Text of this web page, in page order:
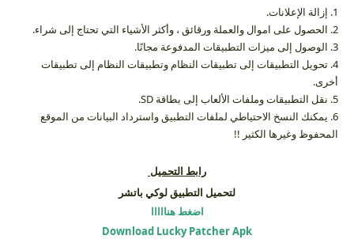
1. إزالة الإعلانات.
2. الحصول على اموال والعملة ورقائق ، وأكثر الأشياء التي تحتاج إلى شراء.
3. الوصول إلى ميزات التطبيقات المدفوعة مجانًا.
4. تحويل التطبيقات إلى تطبيقات النظام وتطبيقات النظام إلى تطبيقات
أخرى.
5. نقل التطبيقات وملفات الألعاب إلى بطاقة SD.
6. يمكنك النسخ الاحتياطي لملفات التطبيق واسترداد البيانات من الموقع
المحفوظ وغيرها الكثير !!
رابط التحميل
لتحميل التطبيق لوكي باتشر
اضغط هنااااا
Download Lucky Patcher Apk